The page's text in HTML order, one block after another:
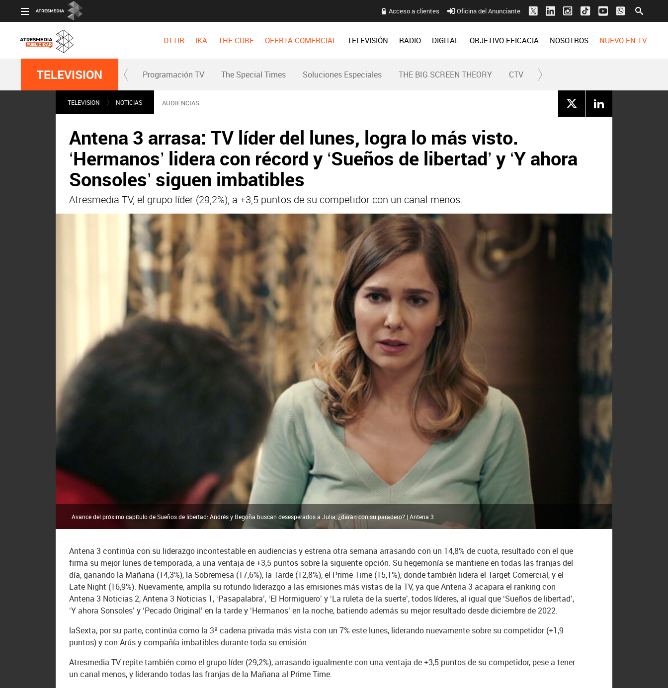
Acceso a clientes Oficina del Anunciante
OTTIR IKA THE CUBE OFERTA COMERCIAL TELEVISIÓN RADIO DIGITAL OBJETIVO EFICACIA NOSOTROS NUEVO EN TV
TELEVISION Programación TV The Special Times Soluciones Especiales THE BIG SCREEN THEORY CTV
TELEVISION NOTICIAS AUDIENCIAS
Antena 3 arrasa: TV líder del lunes, logra lo más visto.
‘Hermanos’ lidera con récord y ‘Sueños de libertad’ y ‘Y ahora
Sonsoles’ siguen imbatibles
Atresmedia TV, el grupo líder (29,2%), a +3,5 puntos de su competidor con un canal menos.
Avance del próximo capítulo de Sueños de libertad: Andrés y Begoña buscan desesperados a Julia, ¿darán con su paradero? | Antena 3
Antena 3 continúa con su liderazgo incontestable en audiencias y estrena otra semana arrasando con un 14,8% de cuota, resultado con el que
firma su mejor lunes de temporada, a una ventaja de +3,5 puntos sobre la siguiente opción. Su hegemonía se mantiene en todas las franjas del
día, ganando la Mañana (14,3%), la Sobremesa (17,6%), la Tarde (12,8%), el Prime Time (15,1%), donde también lidera el Target Comercial, y el
Late Night (16,9%). Nuevamente, amplía su rotundo liderazgo a las emisiones más vistas de la TV, ya que Antena 3 acapara el ranking con
Antena 3 Noticias 2, Antena 3 Noticias 1, ‘Pasapalabra’, ‘El Hormiguero’ y ‘La ruleta de la suerte’, todos líderes, al igual que ‘Sueños de libertad’,
‘Y ahora Sonsoles’ y ‘Pecado Original’ en la tarde y ‘Hermanos’ en la noche, batiendo además su mejor resultado desde diciembre de 2022.
laSexta, por su parte, continúa como la 3ª cadena privada más vista con un 7% este lunes, liderando nuevamente sobre su competidor (+1,9
puntos) y con Arús y compañía imbatibles durante toda su emisión.
Atresmedia TV repite también como el grupo líder (29,2%), arrasando igualmente con una ventaja de +3,5 puntos de su competidor, pese a tener
un canal menos, y liderando todas las franjas de la Mañana al Prime Time.